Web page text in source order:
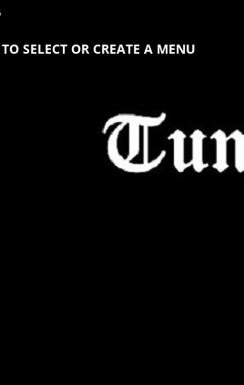
SELECT OR CREATE A MENU